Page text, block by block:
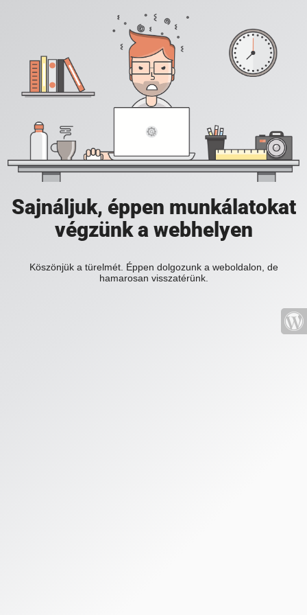
Sajnáljuk, éppen munkálatokat
végzünk a webhelyen
Köszönjük a türelmét. Éppen dolgozunk a weboldalon, de
hamarosan visszatérünk.